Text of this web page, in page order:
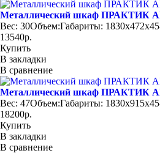
Металлический шкаф ПРАКТИК
Вес: 30Объем:Габариты:
13540р.
Купить
В закладки
В сравнение
Металлический шкаф ПРАКТИК
Вес: 47Объем:Габариты:
18200р.
Купить
В закладки
В сравнение